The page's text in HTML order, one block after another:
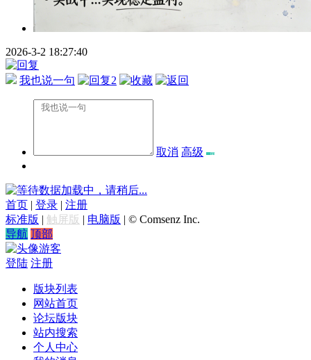
2026-3-2 18:27:40
我也说一句 2
取消 高级
数据加载中，请稍后...
首页 | 登录 | 注册
标准版 | 触屏版 | 电脑版 | © Comsenz Inc.
导航 顶部
游客
登陆 注册
版块列表
网站首页
论坛版块
站内搜索
个人中心